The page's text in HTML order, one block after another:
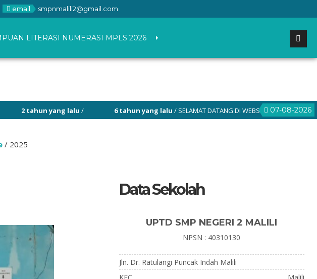
email smpnmalili2@gmail.com
LITERASI NUMERASI MPLS 2026
07-08-2026
lalu/ 6 tahun yang lalu/ SELAMAT DATANG DI WEBSITE RESMI SMP NEGERI 2 MALILI
/ 2025
Data Sekolah
UPTD SMP NEGERI 2 MALILI
NPSN : 40310130
Jln. Dr. Ratulangi Puncak Indah Malili